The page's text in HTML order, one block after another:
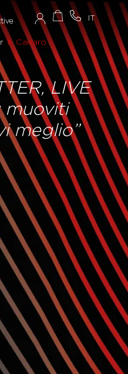
Carraro
LIVE
muoviti
meglio”